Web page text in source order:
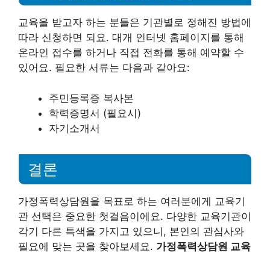
교육을 받고자 하는 분들은 기관별로 정해진 방법에
따라 신청하면 되요. 대개 인터넷 홈페이지를 통해
온라인 접수를 하거나 직접 전화를 통해 예약할 수
있어요. 필요한 서류는 다음과 같아요:
주민등록증 복사본
학력증명서 (필요시)
자기소개서
결론
가정폭력상담원을 목표로 하는 여러분에게 교육기
관 선택은 중요한 첫걸음이에요. 다양한 교육기관이
각기 다른 특색을 가지고 있으니, 본인의 관심사와
필요에 맞는 곳을 찾아보세요. 가정폭력상담원 교육